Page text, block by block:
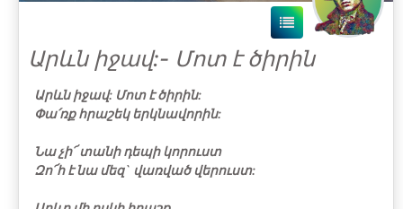
Արևն իջավ:- Մոտ է ծիրին
Արևն իջավ: Մոտ է ծիրին:
Փա՛ռք հրաշեկ երկնավորին:
Նա չի՜ տանի դեպի կորուստ
Զո՜հ է նա մեզ` վառված վերուստ: